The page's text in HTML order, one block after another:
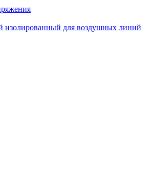
изолированный для воздушных линий